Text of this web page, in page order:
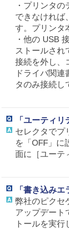
・プリンタ
できなければ
す。プリンタ
・他の USB
ストールされ
接続を外し、
ドライバ関
タのみ接続し
「ユーティ
セレクタでプ
を「OFF」に
面に［ユーテ
「書き込み
弊社のピクセ
アップデート
トールを実